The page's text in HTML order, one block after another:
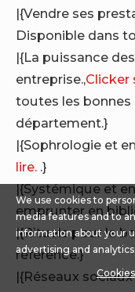
|{Vendre ses
Disponible dans
|{La puissance
entreprise.,Clicker
toutes les
département.}
|{Sophrologie et
lire. .}
|{Systémique et
emprunter en
|{Rituels pour le
référence.}
|{Réseaux
We use cookies to
media features and to
information about your
advertising and